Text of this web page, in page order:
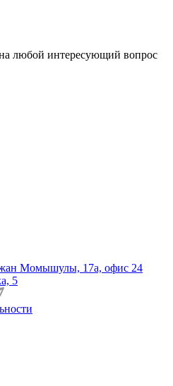
любой интересующий вопрос
Момышулы, 17а, офис 24
5